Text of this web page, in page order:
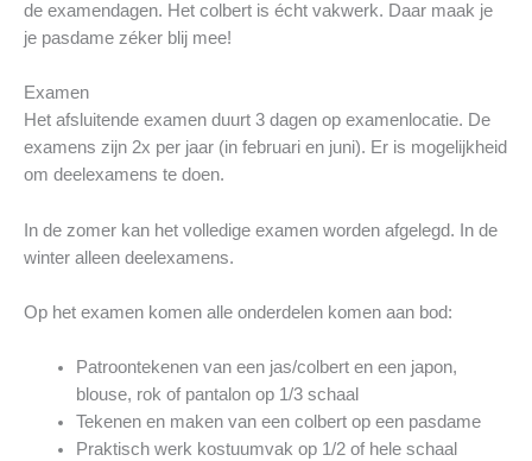
de examendagen. Het colbert is écht vakwerk. Daar maak je
je pasdame zéker blij mee!
Examen
Het afsluitende examen duurt 3 dagen op examenlocatie. De
examens zijn 2x per jaar (in februari en juni). Er is mogelijkheid
om deelexamens te doen.
In de zomer kan het volledige examen worden afgelegd. In de
winter alleen deelexamens.
Op het examen komen alle onderdelen komen aan bod:
Patroontekenen van een jas/colbert en een japon,
blouse, rok of pantalon op 1/3 schaal
Tekenen en maken van een colbert op een pasdame
Praktisch werk kostuumvak op 1/2 of hele schaal